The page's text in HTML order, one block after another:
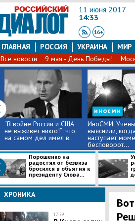
11 июня 2017
14:33
ГЛАВНАЯ РОССИЯ УКРАИНА МИР
Все новости 9 мая - День Победы!
“В войне России и США
не выживет никто!”: что
на самом дел имел в...
иносми
ИноСМИ:
выяснили,
наступает
бесповорот...
Порошенко на
радостях от безвиза
бросился в объятия к
президенту Слова...
ХРОНИКА
17:59